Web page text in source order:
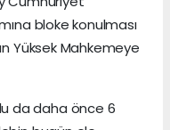
bloke konulması
Yüksek Mahkemeye
da daha önce 6